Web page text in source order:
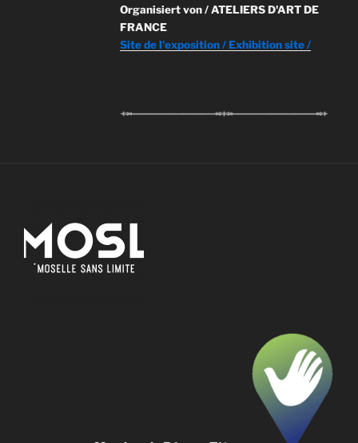
Organisiert von / ATELIERS D'ART DE
FRANCE
Site de l'exposition / Exhibition site /